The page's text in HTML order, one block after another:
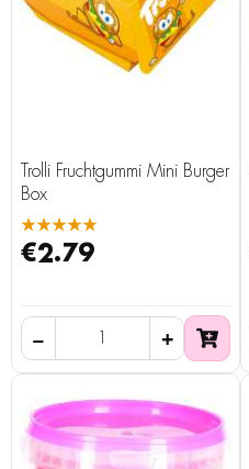
Trolli Fruchtgummi Mini Burger
Box
★★★★★
€2.79